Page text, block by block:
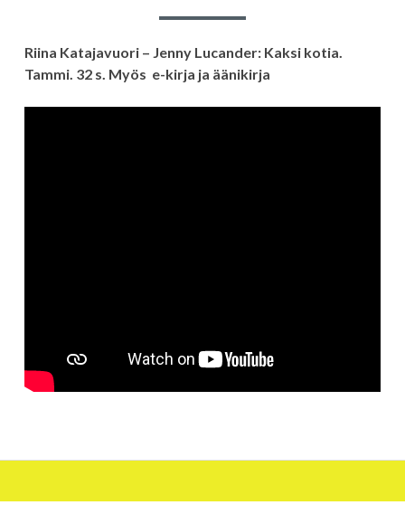
Riina Katajavuori – Jenny Lucander: Kaksi kotia.
Tammi. 32 s. Myös e-kirja ja äänikirja